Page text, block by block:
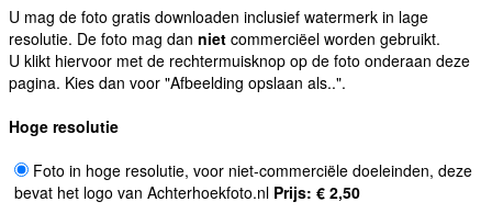
U mag de foto gratis downloaden inclusief watermerk in lage
resolutie. De foto mag dan niet commerciëel worden gebruikt.
U klikt hiervoor met de rechtermuisknop op de foto onderaan deze
pagina. Kies dan voor "Afbeelding opslaan als..".
Hoge resolutie
Foto in hoge resolutie, voor niet-commerciële doeleinden, deze
bevat het logo van Achterhoekfoto.nl Prijs: € 2,50